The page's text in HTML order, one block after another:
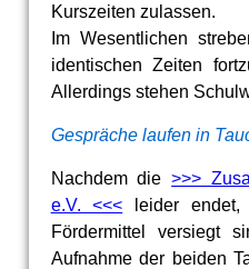
Kurszeiten zulassen.
Im Wesentlichen
identischen Zeiten
Allerdings stehen
Gespräche laufen in
Nachdem die>>>
e.V. <<< leider endet,
Fördermittel versiegt
Aufnahme der beiden